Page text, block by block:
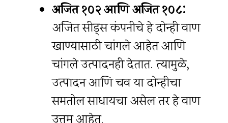
अजित १०२ आणि अजित १०८:
अजित सीड्स कंपनीचे हे दोन्ही वाण
खाण्यासाठी चांगले आहेत आणि
चांगले उत्पादनही देतात. त्यामुळे,
उत्पादन आणि चव या दोन्हीचा
समतोल साधायचा असेल तर हे वाण